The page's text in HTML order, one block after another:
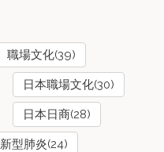
職場文化(39)
日本職場文化(30)
日本日商(28)
新型肺炎(24)